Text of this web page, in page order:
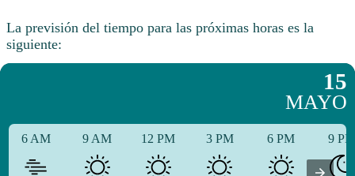
La previsión del tiempo para las próximas horas es la
siguiente:
15
MAYO
6 AM 9 AM 12 PM 3 PM 6 PM 9